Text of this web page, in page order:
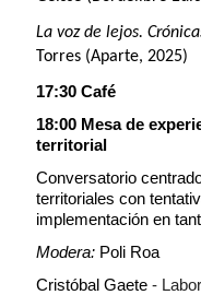
La voz de lejos.
Torres (Aparte, 2025)
17:30 Café
18:00 Mesa de
territorial
Conversatorio
territoriales con
implementación en
Modera: Poli Roa
Cristóbal Gaete -